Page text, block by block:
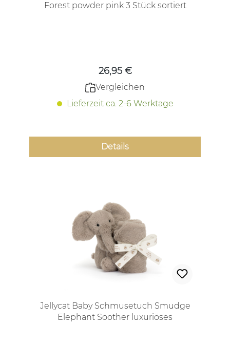
Forest powder pink 3 Stück sortiert
26,95 €
Vergleichen
Lieferzeit ca. 2-6 Werktage
Details
Jellycat Baby Schmusetuch Smudge
Elephant Soother luxuriöses